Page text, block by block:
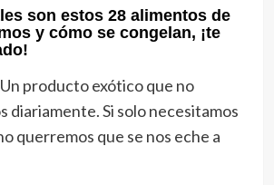
son estos 28 alimentos de
y cómo se congelan, ¡te
producto exótico que no
diariamente. Si solo necesitamos
querremos que se nos eche a